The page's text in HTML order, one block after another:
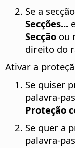
Se a
Secções...
Secção ou
direito do
Ativar a
Se quiser
palavra-
Proteção
Se quer a
palavra-